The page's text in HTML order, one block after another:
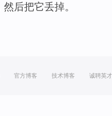
然后把它丢掉。
官方博客 技术博客 诚聘英才